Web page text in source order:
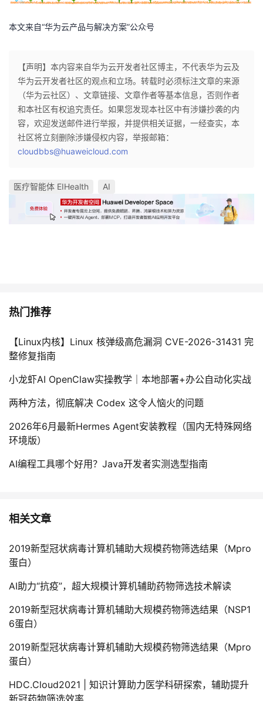
本文来自“华为云产品与解决方案”公众号
【声明】本内容来自华为云开发者社区博主，不代表华为云及
华为云开发者社区的观点和立场。转载时必须标注文章的来源
（华为云社区）、文章链接、文章作者等基本信息，否则作者
和本社区有权追究责任。如果您发现本社区中有涉嫌抄袭的内
容，欢迎发送邮件进行举报，并提供相关证据，一经查实，本
社区将立刻删除涉嫌侵权内容，举报邮箱：
cloudbbs@huaweicloud.com
医疗智能体 EIHealth AI
热门推荐
【Linux内核】Linux 核弹级高危漏洞 CVE-2026-31431 完
整修复指南
小龙虾AI OpenClaw实操教学｜本地部署+办公自动化实战
两种方法，彻底解决 Codex 这令人恼火的问题
2026年6月最新Hermes Agent安装教程（国内无特殊网络
环境版）
AI编程工具哪个好用？Java开发者实测选型指南
相关文章
2019新型冠状病毒计算机辅助大规模药物筛选结果（Mpro
蛋白）
AI助力“抗疫”，超大规模计算机辅助药物筛选技术解读
2019新型冠状病毒计算机辅助大规模药物筛选结果（NSP1
6蛋白）
2019新型冠状病毒计算机辅助大规模药物筛选结果（Mpro
蛋白）
HDC.Cloud2021 | 知识计算助力医学科研探索，辅助提升
新冠药物筛选效率